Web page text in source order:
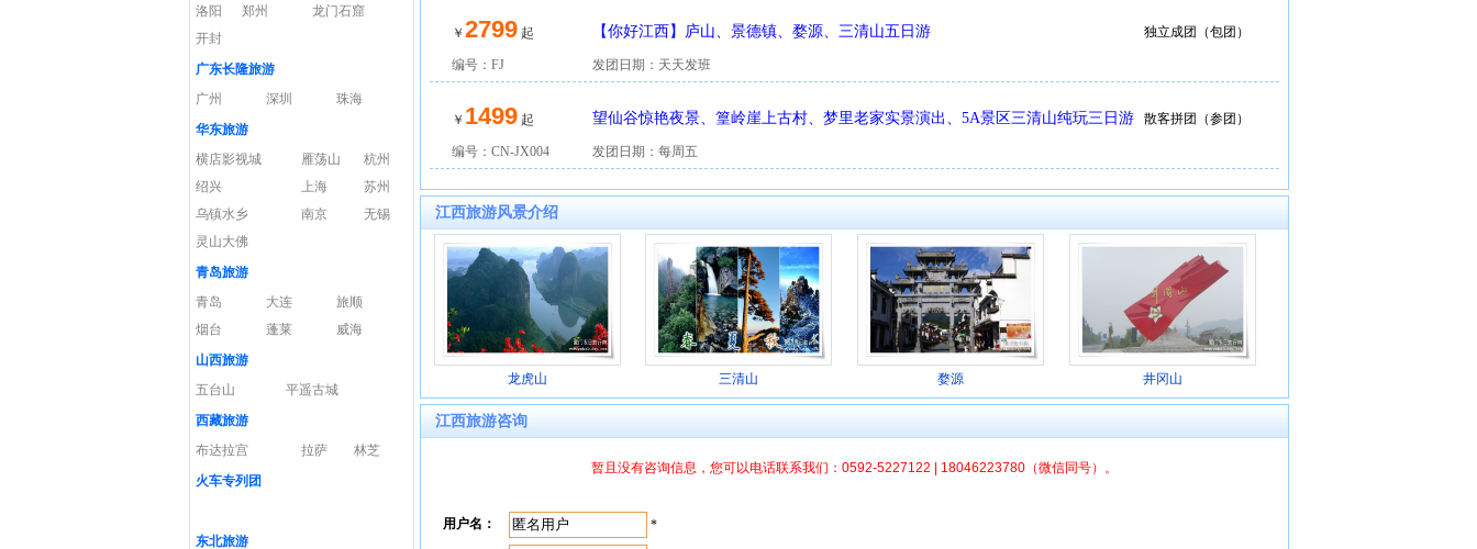
洛阳
郑州
龙门石窟
开封
广东长隆旅游
广州
深圳
珠海
华东旅游
横店影视城
雁荡山
杭州
绍兴
上海
苏州
乌镇水乡
南京
无锡
灵山大佛
青岛旅游
青岛
大连
旅顺
烟台
蓬莱
威海
山西旅游
五台山
平遥古城
西藏旅游
布达拉宫
拉萨
林芝
火车专列团
东北旅游
￥ 2799起 【你好江西】庐山、景德镇、婺源、三清山五日游 独立成团（包团）
编号：FJ 发团日期：天天发班
￥ 1499起 望仙谷惊艳夜景、篁岭崖上古村、梦里老家实景演出、5A景区三清山纯玩三日游 散客拼团（参团）
编号：CN-JX004 发团日期：每周五
江西旅游风景介绍
龙虎山 三清山 婺源 井冈山
江西旅游咨询
暂且没有咨询信息，您可以电话联系我们：0592-5227122 | 18046223780（微信同号）。
用户名： *